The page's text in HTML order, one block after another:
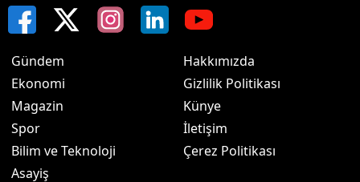
Gündem
Ekonomi
Magazin
Spor
Bilim ve Teknoloji
Asayiş
Hakkımızda
Gizlilik Politikası
Künye
İletişim
Çerez Politikası